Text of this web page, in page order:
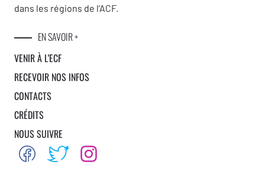
dans les régions de l’ACF.
EN SAVOIR +
VENIR À L’ECF
RECEVOIR NOS INFOS
CONTACTS
CRÉDITS
NOUS SUIVRE